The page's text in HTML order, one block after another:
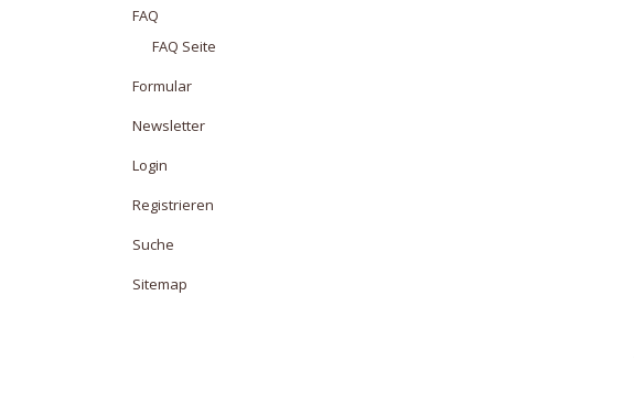
FAQ
FAQ Seite
Formular
Newsletter
Login
Registrieren
Suche
Sitemap